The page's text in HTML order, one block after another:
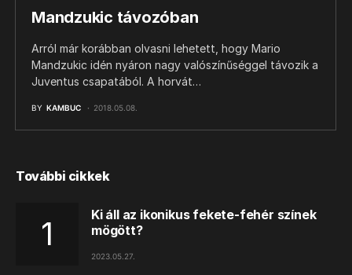
Mandzukic távozóban
Arról már korábban olvasni lehetett, hogy Mario
Mandzukic idén nyáron nagy valószínűséggel távozik a
Juventus csapatából. A horvát…
BY KAMBUC 2018.05.08.
További cikkek
Ki áll az ikonikus fekete-fehér színek
mögött?
2023.05.27.